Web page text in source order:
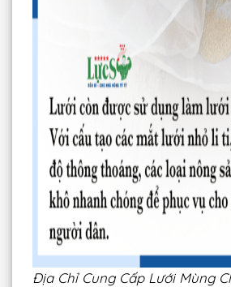
Địa Chỉ Cung Cấp Lưới Mùng